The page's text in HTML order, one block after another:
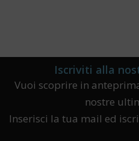
Iscriviti alla
Vuoi scoprire in
nostre
Inserisci la tua mail ed